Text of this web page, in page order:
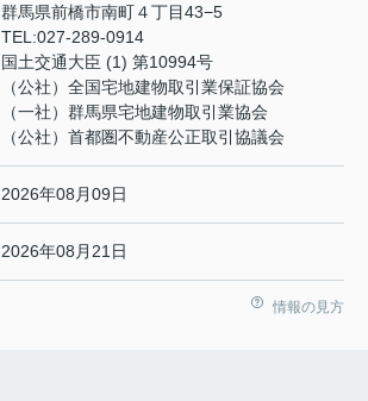
群馬県前橋市南町４丁目43−5
TEL:027-289-0914
国土交通大臣 (1) 第10994号
（公社）全国宅地建物取引業保証協会
（一社）群馬県宅地建物取引業協会
（公社）首都圏不動産公正取引協議会
2026年08月09日
2026年08月21日
情報の見方